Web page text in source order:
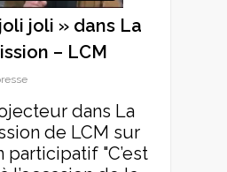
joli » dans La
– LCM
dans La
de LCM sur
"C’est